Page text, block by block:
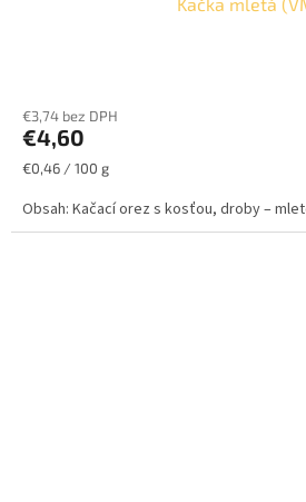
€3,74 bez DPH
€4,60
Jednotková
€0,46 / 100 g
Obsah: Kačací orez s kosťou, droby –